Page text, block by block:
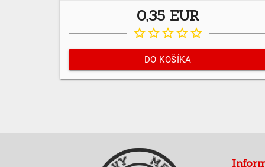
0,35 EUR
star_borderstar_borderstar_borderstar_borderstar_border
DO KOŠÍKA